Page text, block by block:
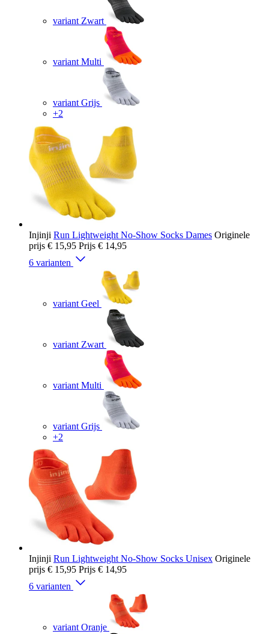
variant Zwart
variant Multi
variant Grijs
+2
Injinji Run Lightweight No-Show Socks Dames Originele
prijs € 15,95 Prijs € 14,95
6 varianten
variant Geel
variant Zwart
variant Multi
variant Grijs
+2
Injinji Run Lightweight No-Show Socks Unisex Originele
prijs € 15,95 Prijs € 14,95
6 varianten
variant Oranje